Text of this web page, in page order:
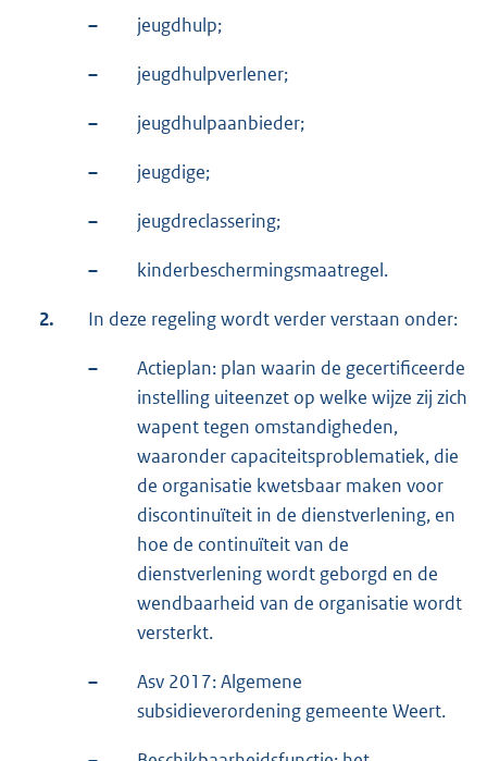
– jeugdhulp;
– jeugdhulpverlener;
– jeugdhulpaanbieder;
– jeugdige;
– jeugdreclassering;
– kinderbeschermingsmaatregel.
2. In deze regeling wordt verder verstaan onder:
–
Actieplan: plan waarin de gecertificeerde
instelling uiteenzet op welke wijze zij zich
wapent tegen omstandigheden,
waaronder capaciteitsproblematiek, die
de organisatie kwetsbaar maken voor
discontinuïteit in de dienstverlening, en
hoe de continuïteit van de
dienstverlening wordt geborgd en de
wendbaarheid van de organisatie wordt
versterkt.
–
Asv 2017: Algemene
subsidieverordening gemeente Weert.